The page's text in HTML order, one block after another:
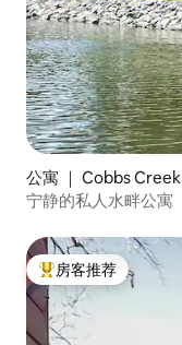
公寓 ｜ Cobbs Creek
宁静的私人水畔公寓
热门「房客推荐」
房客推荐